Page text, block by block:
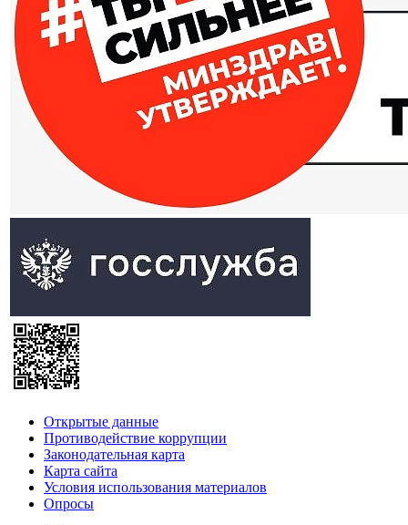
Открытые данные
Противодействие коррупции
Законодательная карта
Карта сайта
Условия использования материалов
Опросы